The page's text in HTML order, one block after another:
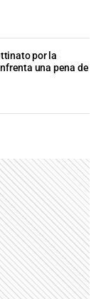
por la
una pena de